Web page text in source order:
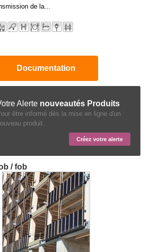
de la...
Documentation
Alerte nouveautés Produits
être informé dès la mise en ligne d'un
produit.
Créez votre alerte
/ fob